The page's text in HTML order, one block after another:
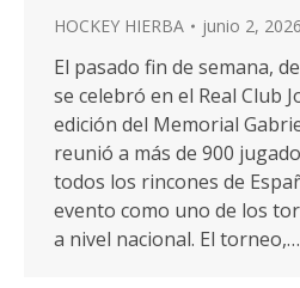
HOCKEY HIERBA junio 2, 2026
El pasado fin de semana,
se celebró en el Real Club
edición del Memorial
reunió a más de 900
todos los rincones de
evento como uno de los
a nivel nacional. El torneo,…